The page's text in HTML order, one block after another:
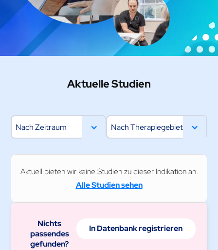
Aktuelle Studien
Nach Zeitraum Nach Therapiegebiet
Aktuell bieten wir keine Studien zu dieser Indikation an.
Alle Studien sehen
Nichts
passendes
gefunden?
In Datenbank registrieren